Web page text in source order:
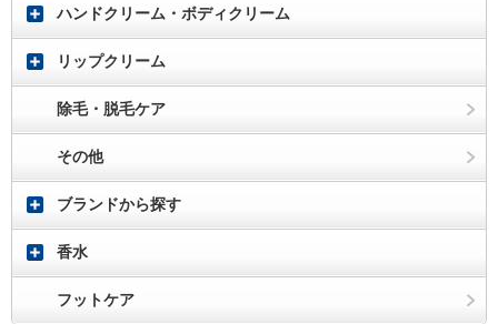
ハンドクリーム・ボディクリーム
リップクリーム
除毛・脱毛ケア
その他
ブランドから探す
香水
フットケア